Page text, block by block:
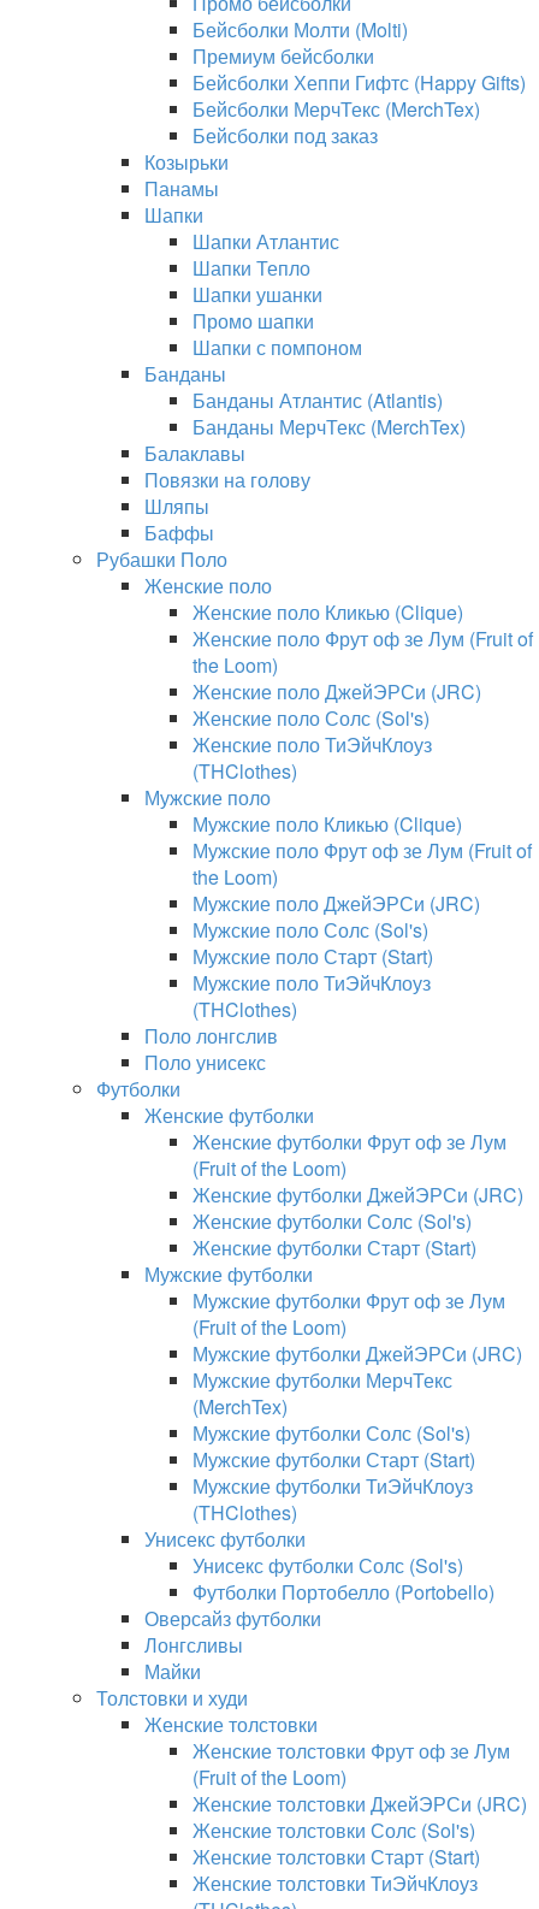
Бейсболки Молти (Molti)
Премиум бейсболки
Бейсболки Хеппи Гифтс (Happy Gifts)
Бейсболки МерчТекс (MerchTex)
Бейсболки под заказ
Козырьки
Панамы
Шапки
Шапки Атлантис
Шапки Тепло
Шапки ушанки
Промо шапки
Шапки с помпоном
Банданы
Банданы Атлантис (Atlantis)
Банданы МерчТекс (MerchTex)
Балаклавы
Повязки на голову
Шляпы
Баффы
Рубашки Поло
Женские поло
Женские поло Кликью (Clique)
Женские поло Фрут оф зе Лум (Fruit of
the Loom)
Женские поло ДжейЭРСи (JRC)
Женские поло Солс (Sol's)
Женские поло ТиЭйчКлоуз
(THClothes)
Мужские поло
Мужские поло Кликью (Clique)
Мужские поло Фрут оф зе Лум (Fruit of
the Loom)
Мужские поло ДжейЭРСи (JRC)
Мужские поло Солс (Sol's)
Мужские поло Старт (Start)
Мужские поло ТиЭйчКлоуз
(THClothes)
Поло лонгслив
Поло унисекс
Футболки
Женские футболки
Женские футболки Фрут оф зе Лум
(Fruit of the Loom)
Женские футболки ДжейЭРСи (JRC)
Женские футболки Солс (Sol's)
Женские футболки Старт (Start)
Мужские футболки
Мужские футболки Фрут оф зе Лум
(Fruit of the Loom)
Мужские футболки ДжейЭРСи (JRC)
Мужские футболки МерчТекс
(MerchTex)
Мужские футболки Солс (Sol's)
Мужские футболки Старт (Start)
Мужские футболки ТиЭйчКлоуз
(THClothes)
Унисекс футболки
Унисекс футболки Солс (Sol's)
Футболки Портобелло (Portobello)
Оверсайз футболки
Лонгсливы
Майки
Толстовки и худи
Женские толстовки
Женские толстовки Фрут оф зе Лум
(Fruit of the Loom)
Женские толстовки ДжейЭРСи (JRC)
Женские толстовки Солс (Sol's)
Женские толстовки Старт (Start)
Женские толстовки ТиЭйчКлоуз